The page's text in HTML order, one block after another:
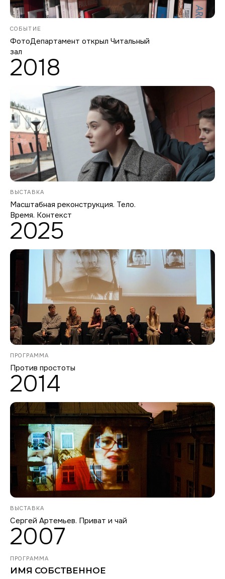
СОБЫТИЕ
ФотоДепартамент открыл Читальный
зал
2018
ВЫСТАВКА
Масштабная реконструкция. Тело.
Время. Контекст
2025
ПРОГРАММА
Против простоты
2014
ВЫСТАВКА
Сергей Артемьев. Приват и чай
2007
ПРОГРАММА
ИМЯ СОБСТВЕННОЕ